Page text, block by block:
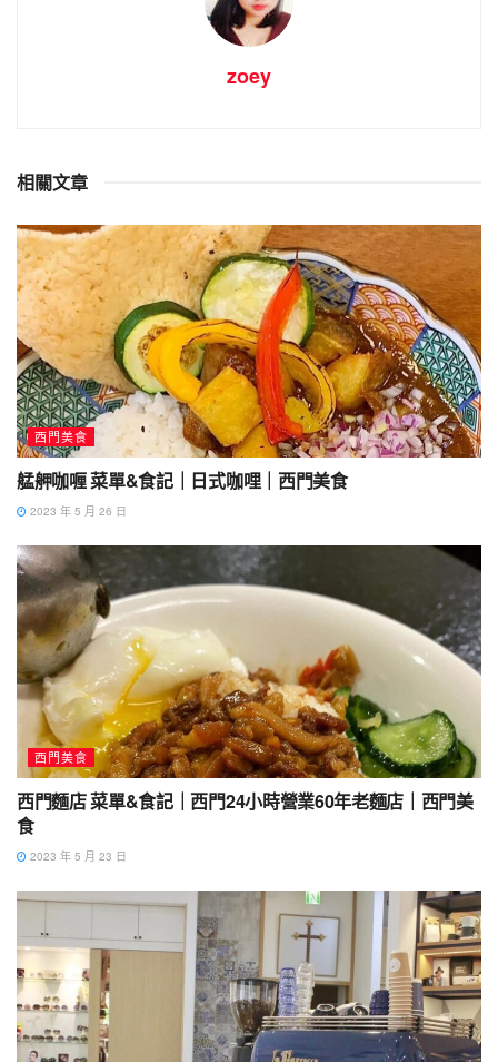
zoey
相關文章
西門美食
艋舺咖喱 菜單&食記｜日式咖哩｜西門美食
2023 年 5 月 26 日
西門美食
西門麵店 菜單&食記｜西門24小時營業60年老麵店｜西門美
食
2023 年 5 月 23 日